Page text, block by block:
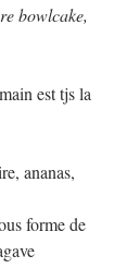
bowlcake,
est tjs la
ananas,
forme de